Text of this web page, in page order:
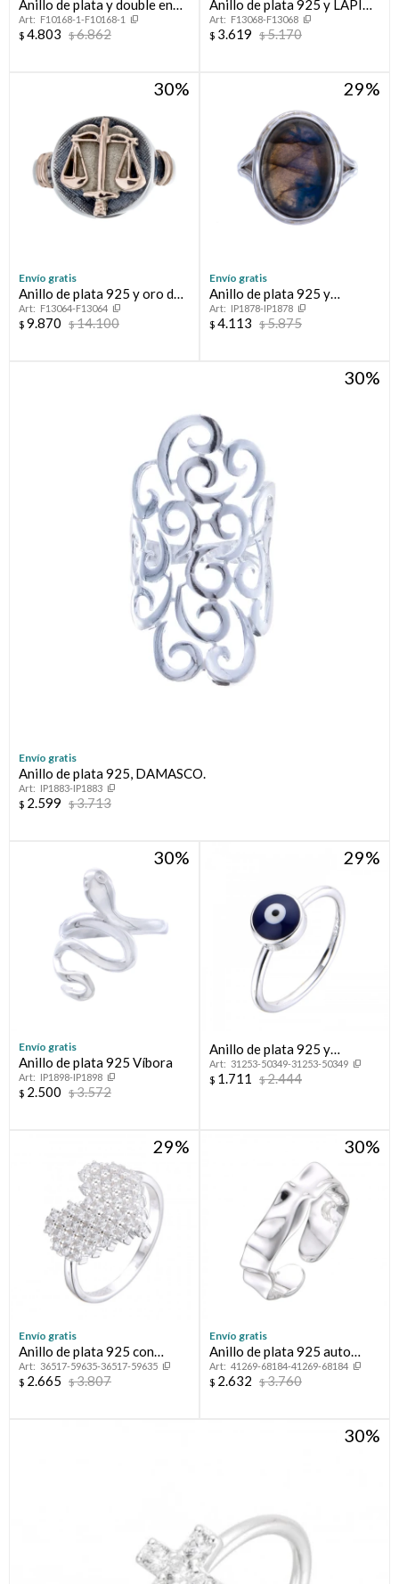
Anillo de plata y double en
oro 18 ltes.LINEA KIDS;
VARÓN.
F10168-1-F10168-1
$ 4.803 $6.862
Anillo de plata 925 y LAPIZ
LAZULIF13068-F13068
$ 3.619 $5.170
30
Envío gratis
Anillo de plata 925 y oro de
10 ktes ABOGACÍA
F13064-F13064
$ 9.870 $14.100
29
Envío gratis
Anillo de plata 925 y
Calcedonia
IP1878-IP1878
$ 4.113 $5.875
30
Envío gratis
Anillo de plata 925, DAMASCO.
IP1883-IP1883
$ 2.599 $3.713
30
Envío gratis
Anillo de plata 925 Víbora
IP1898-IP1898
$ 2.500 $3.572
29
Anillo de plata 925 y
esmalte, OJO TURCO.
31253-50349-31253-50349
$ 1.711 $2.444
29
Envío gratis
Anillo de plata 925 con
circonias, CORAZON
36517-59635-36517-59635
$ 2.665 $3.807
30
Envío gratis
Anillo de plata 925 auto
ajustable.
41269-68184-41269-68184
$ 2.632 $3.760
30